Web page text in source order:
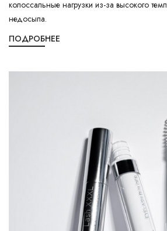
колоссальные нагрузки из-за высокого
недосыпа.
ПОДРОБНЕЕ